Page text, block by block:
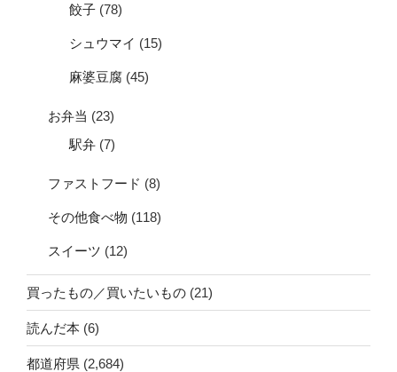
餃子 (78)
シュウマイ (15)
麻婆豆腐 (45)
お弁当 (23)
駅弁 (7)
ファストフード (8)
その他食べ物 (118)
スイーツ (12)
買ったもの／買いたいもの (21)
読んだ本 (6)
都道府県 (2,684)